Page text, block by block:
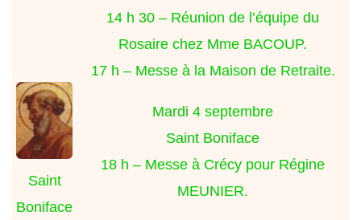
Saint
Boniface
14 h 30 – Réunion de l’équipe du
Rosaire chez Mme BACOUP.
17 h – Messe à la Maison de Retraite.
Mardi 4 septembre
Saint Boniface
18 h – Messe à Crécy pour Régine
MEUNIER.